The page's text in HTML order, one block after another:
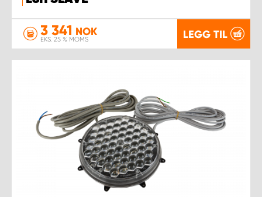
3 341 NOK
EKS. 25 % MOMS LEGG TIL